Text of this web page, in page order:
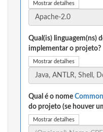
Mostrar detalhes
Qual(is) linguagem(ns)
implementar o projeto?
Mostrar detalhes
Qual é o nome
do projeto (se houver
Mostrar detalhes